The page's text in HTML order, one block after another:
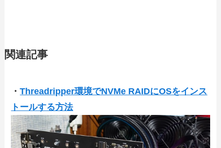
関連記事
・Threadripper環境でNVMe RAIDにOSをインス
トールする方法